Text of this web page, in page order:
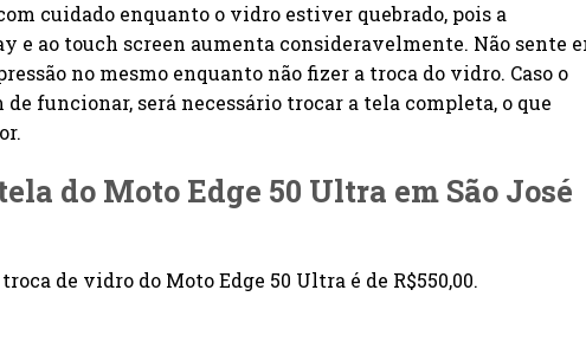
cuidado enquanto o vidro estiver quebrado, pois a
e ao touch screen aumenta consideravelmente. Não sente
no mesmo enquanto não fizer a troca do vidro. Caso o
funcionar, será necessário trocar a tela completa, o que
do Moto Edge 50 Ultra em São José
de vidro do Moto Edge 50 Ultra é de R$550,00.